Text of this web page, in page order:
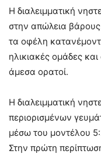
Η διαλειμματική
στην απώλεια
τα οφέλη
ηλικιακές ομάδες
άμεσα ορατοί.
Η διαλειμματική
περιορισμένων
μέσω του μοντέλου
Στην πρώτη